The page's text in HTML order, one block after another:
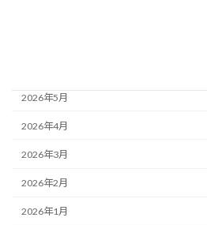
2026年5月
2026年4月
2026年3月
2026年2月
2026年1月